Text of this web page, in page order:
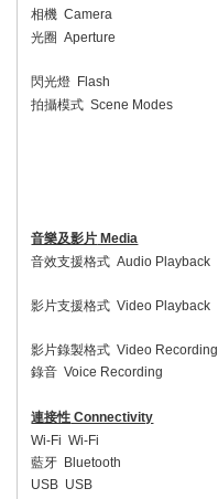
相機 Camera
光圈 Aperture
閃光燈 Flash
拍攝模式 Scene Modes
音樂及影片 Media
音效支援格式 Audio Playback
影片支援格式 Video Playback
影片錄製格式 Video Recording
錄音 Voice Recording
連接性 Connectivity
Wi-Fi Wi-Fi
藍牙 Bluetooth
USB USB